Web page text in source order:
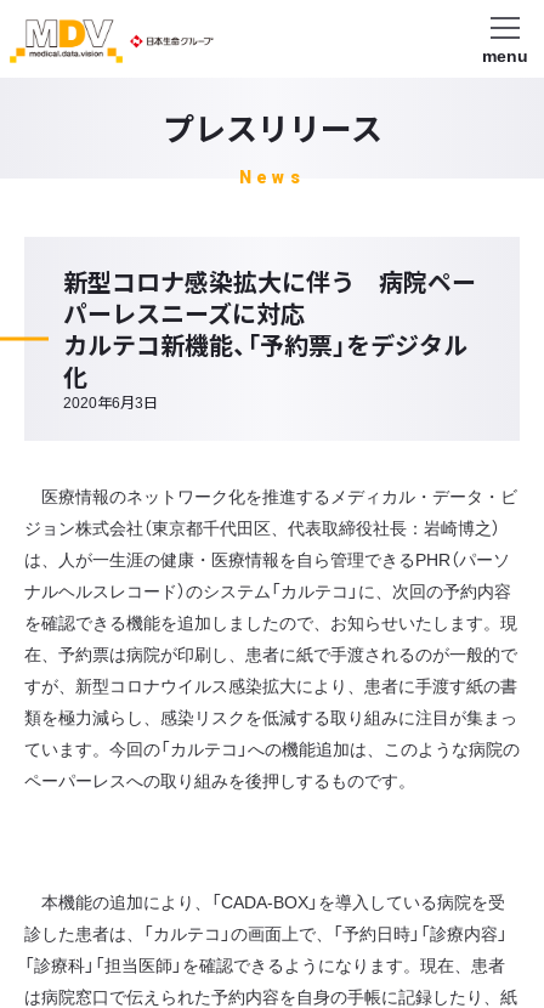
menu
プレスリリース
News
新型コロナ感染拡大に伴う 病院ペー
パーレスニーズに対応
カルテコ新機能、「予約票」をデジタル
化
2020年6月3日
医療情報のネットワーク化を推進するメディカル・データ・ビ
ジョン株式会社（東京都千代田区、代表取締役社長：岩崎博之）
は、人が一生涯の健康・医療情報を自ら管理できるPHR（パーソ
ナルヘルスレコード）のシステム「カルテコ」に、次回の予約内容
を確認できる機能を追加しましたので、お知らせいたします。現
在、予約票は病院が印刷し、患者に紙で手渡されるのが一般的で
すが、新型コロナウイルス感染拡大により、患者に手渡す紙の書
類を極力減らし、感染リスクを低減する取り組みに注目が集まっ
ています。今回の「カルテコ」への機能追加は、このような病院の
ペーパーレスへの取り組みを後押しするものです。
本機能の追加により、「CADA-BOX」を導入している病院を受
診した患者は、「カルテコ」の画面上で、「予約日時」「診療内容」
「診療科」「担当医師」を確認できるようになります。現在、患者
は病院窓口で伝えられた予約内容を自身の手帳に記録したり、紙